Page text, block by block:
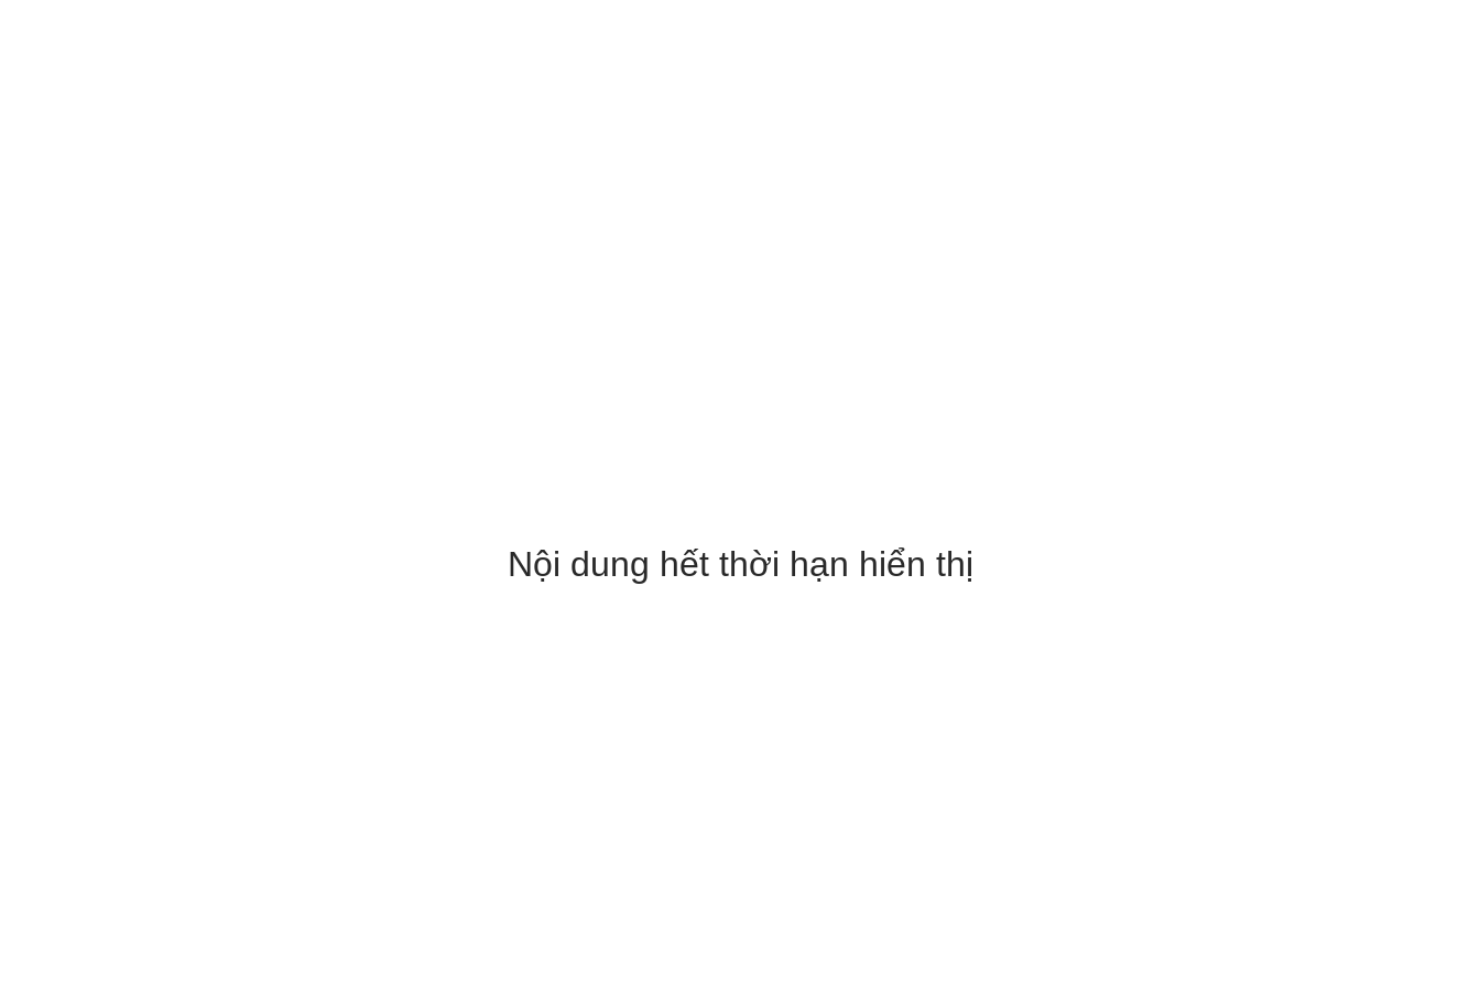
Nội dung hết thời hạn hiển thị